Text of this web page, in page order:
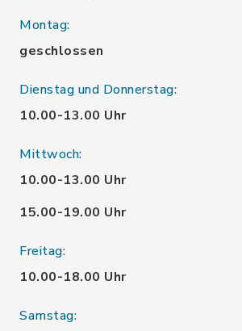
Montag:
geschlossen
Dienstag und Donnerstag:
10.00-13.00 Uhr
Mittwoch:
10.00-13.00 Uhr
15.00-19.00 Uhr
Freitag:
10.00-18.00 Uhr
Samstag: